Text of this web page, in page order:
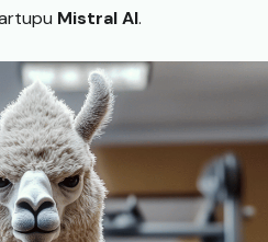
Mistral AI.